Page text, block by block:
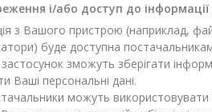
і/або доступ до
з Вашого пристрою (наприклад,
буде доступна
зможуть зберігати
Ваші персональні дані.
можуть використовувати